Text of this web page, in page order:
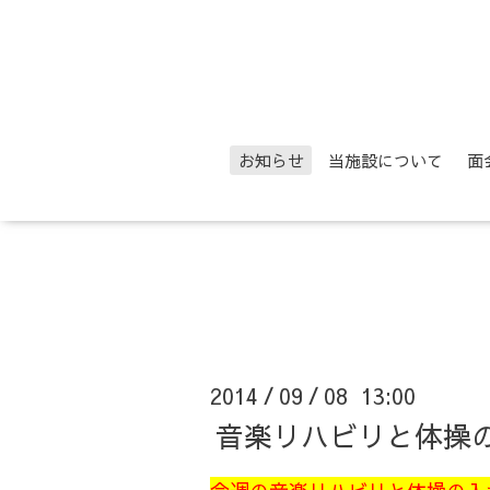
お知らせ 当施設について 面
2014 / 09 / 08 13:00
音楽リハビリと体操